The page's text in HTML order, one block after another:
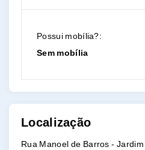
Possui mobília?:
Sem mobília
Localização
Rua Manoel de Barros -